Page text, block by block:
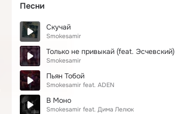
Песни
Скучай
Smokesamir
Только не привыкай (feat. Эсчевский)
Smokesamir
Пьян Тобой
Smokesamir feat. ADEN
В Моно
Smokesamir feat. Дима Лелюк